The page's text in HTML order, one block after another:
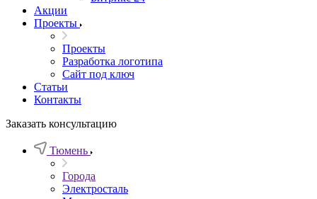
Акции
Проекты
Проекты
Разработка логотипа
Сайт под ключ
Статьи
Контакты
Заказать консультацию
Тюмень
Города
Электросталь